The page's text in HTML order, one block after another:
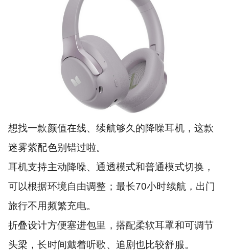
想找一款颜值在线、续航够久的降噪耳机，这款
迷雾紫配色别错过啦。
耳机支持主动降噪、通透模式和普通模式切换，
可以根据环境自由调整；最长70小时续航，出门
旅行不用频繁充电。
折叠设计方便塞进包里，搭配柔软耳罩和可调节
头梁，长时间戴着听歌、追剧也比较舒服。